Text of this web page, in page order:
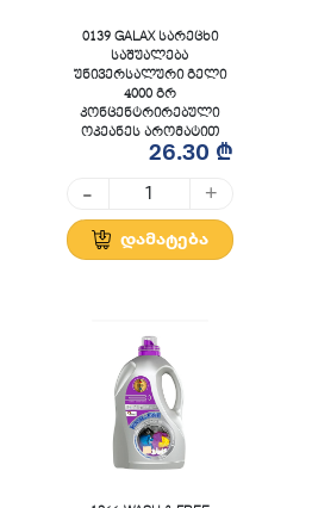
0139 GALAX სარეცხი
საშუალება
უნივერსალური გელი
4000 გრ
კონცენტრირებული
ოკეანეს არომატით
26.30 ₾
- +
დამატება